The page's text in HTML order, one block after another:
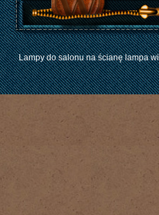
Lampy do salonu na ścianę lampa